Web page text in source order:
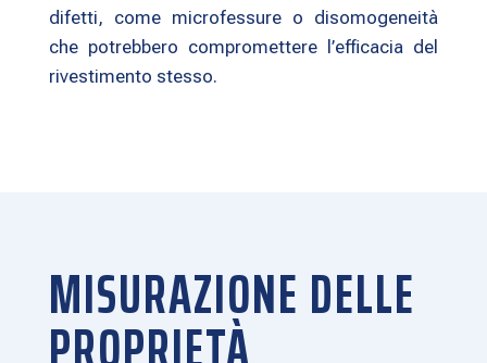
difetti, come microfessure o disomogeneità
che potrebbero compromettere l’efficacia del
rivestimento stesso.
MISURAZIONE DELLE